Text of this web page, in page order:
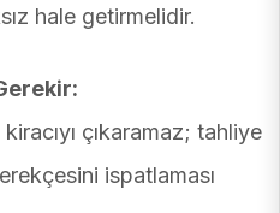
hale getirmelidir.
çıkaramaz; tahliye
ispatlaması